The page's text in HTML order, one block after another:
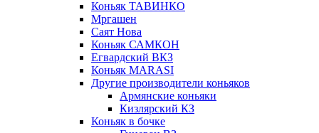
Коньяк ТАВИНКО
Мргашен
Саят Нова
Коньяк САМКОН
Егвардский ВКЗ
Коньяк MARASI
Другие производители коньяков
Армянские коньяки
Кизлярский КЗ
Коньяк в бочке